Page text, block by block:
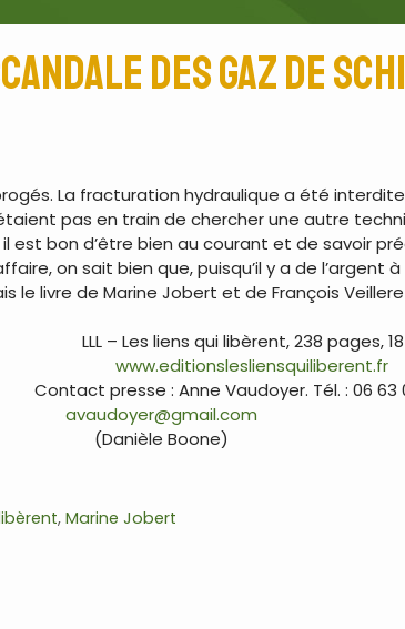
des gaz de
La fracturation hydraulique a été
pas en train de chercher une autre
est bon d’être bien au courant et de savoir
on sait bien que, puisqu’il y a de l’argent
le livre de Marine Jobert et de François
LLL – Les liens qui libèrent, 238 pages,
www.editionslesliensquiliberent.fr
Contact presse : Anne Vaudoyer. Tél. : 06 63
avaudoyer@gmail.com
(Danièle Boone)
,Marine Jobert